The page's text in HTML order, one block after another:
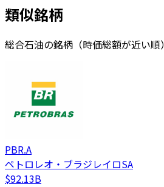
類似銘柄
総合石油の銘柄（時価総額が近い順）
PBR.A
ペトロレオ・ブラジレイロSA
$92.13B